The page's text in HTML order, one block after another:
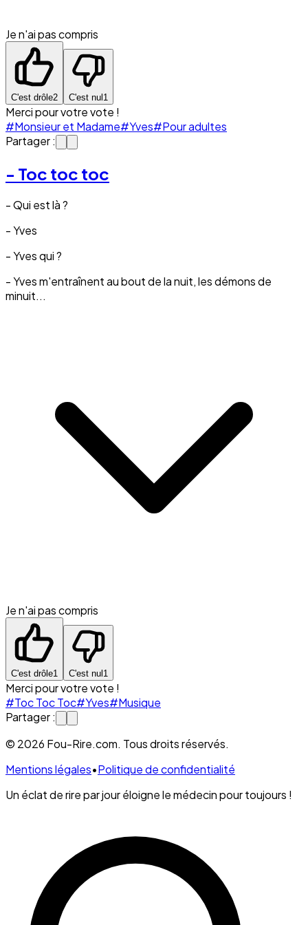
Je n'ai pas compris
C'est drôle2 C'est nul 1
Merci pour votre vote !
#Monsieur et Madame#Yves#Pour adultes
Partager :
- Toc toc toc
- Qui est là ?
- Yves
- Yves qui ?
- Yves m'entraînent au bout de la nuit, les démons de
minuit...
Je n'ai pas compris
C'est drôle1 C'est nul 1
Merci pour votre vote !
#Toc Toc Toc#Yves#Musique
Partager :
© 2026 Fou-Rire.com. Tous droits réservés.
Mentions légales•Politique de confidentialité
Un éclat de rire par jour éloigne le médecin pour toujours !